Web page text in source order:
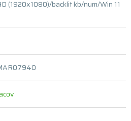
(1920x1080)/backlit kb/num/Win 11